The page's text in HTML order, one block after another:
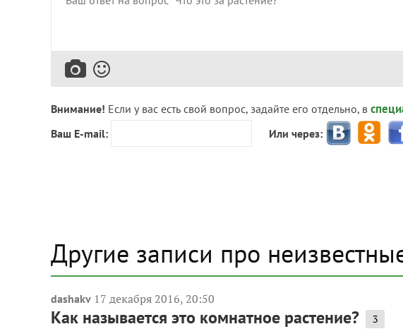
Внимание! Если у вас есть свой вопрос, задайте его отдельно, в
Ваш E-mail: Или через:
Другие записи про
dashakv 17 декабря 2016, 20:50
Как называется это комнатное растение? 3